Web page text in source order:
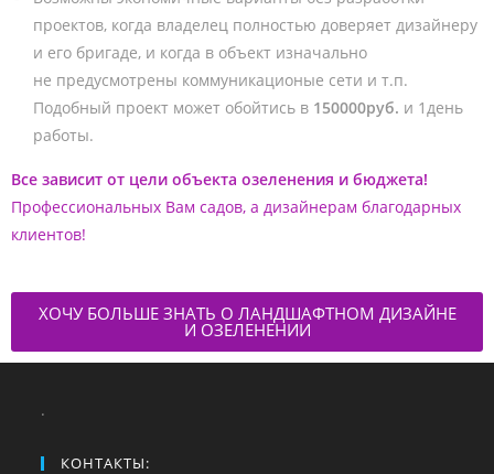
проектов, когда владелец полностью доверяет дизайнеру
и его бригаде, и когда в объект изначально
не предусмотрены коммуникационые сети и т.п.
Подобный проект может обойтись в 150000руб. и 1день
работы.
Все зависит от цели объекта озеленения и бюджета!
Профессиональных Вам садов, а дизайнерам благодарных
клиентов!
ХОЧУ БОЛЬШЕ ЗНАТЬ О ЛАНДШАФТНОМ ДИЗАЙНЕ
И ОЗЕЛЕНЕНИИ
.
КОНТАКТЫ: